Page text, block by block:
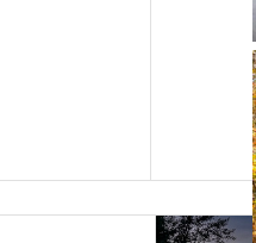
une question
avec chasse
adaptée à une